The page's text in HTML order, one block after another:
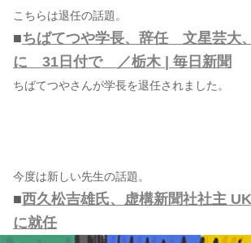
こちらは退任の話題。
■ちばてつや学長、辞任 文星芸大
に 31日付で ／栃木 | 毎日新聞
ちばてつやさんが学長を退任されました。
今度は新しい先生の話題。
■西久松吉雄氏、虚構新聞社社主
に就任